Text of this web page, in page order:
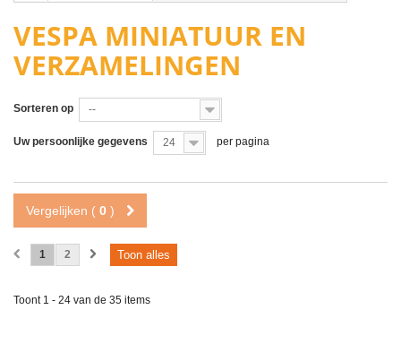
VESPA MINIATUUR EN
VERZAMELINGEN
Sorteren op --
Uw persoonlijke gegevens 24 per pagina
Vergelijken ( 0 )
Toon alles
1 2
Toont 1 - 24 van de 35 items